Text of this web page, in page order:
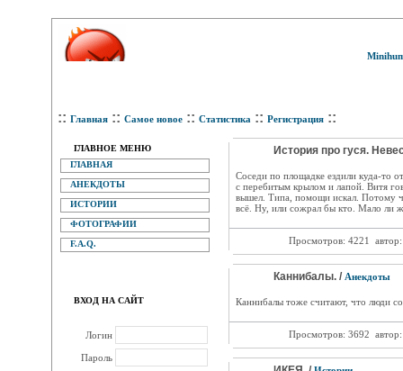
:: Главная :: Самое новое :: Статистика :: Регистрация ::
ГЛАВНОЕ МЕНЮ
ГЛАВНАЯ
АНЕКДОТЫ
ИСТОРИИ
ФОТОГРАФИИ
F.A.Q.
ВХОД НА САЙТ
Логин
Пароль
История про гуся.
Соседи по площадке ездили куда-то
с перебитым крылом и лапой. Витя
вышел. Типа, помощи искал. Потому
всё. Ну, или сожрал бы кто. Мало ли
Просмотров: 4221
Каннибалы. / Анекдоты
Каннибалы тоже считают, что люди
Просмотров: 3692